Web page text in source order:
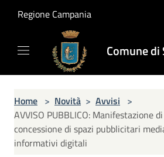
Regione Campania
Comune di
Home > Novità > Avvisi >
AVVISO PUBBLICO: Manifestazione
concessione di spazi pubblicitari
informativi digitali